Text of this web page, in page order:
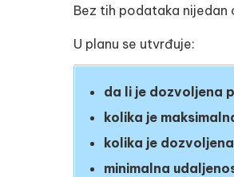
Bez tih podataka nijedan
U planu se utvrđuje:
da li je dozvoljena
kolika je
kolika je
minimalna